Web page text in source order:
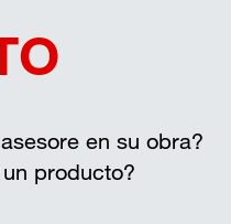
en su obra?
producto?